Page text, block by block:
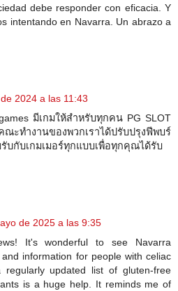
debe responder con eficacia. Y
intentando en Navarra. Un abrazo a
2024 a las 11:43
มีเกมให้สำหรับทุกคน PG SLOT
ทำงานของพวกเราได้ปรับปรุงฟีพบร์
บกับเกมเมอร์ทุกแบบเพื่อทุกคุณได้รับ
de 2025 a las 9:35
It's wonderful to see Navarra
information for people with celiac
regularly updated list of gluten-free
is a huge help. It reminds me of